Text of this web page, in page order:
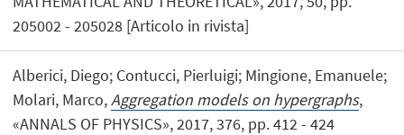
205002 - 205028 [Articolo in rivista]
Alberici, Diego; Contucci, Pierluigi; Mingione, Emanuele;
Molari, Marco,Aggregation models on hypergraphs,
«ANNALS OF PHYSICS», 2017, 376, pp. 412 - 424